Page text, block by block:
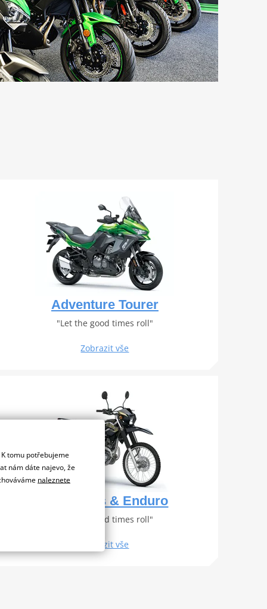
Adventure Tourer
"Let the good times roll"
Zobrazit vše
Motocross & Enduro
"Let the good times roll"
Zobrazit vše
tomu potřebujeme
nám dáte najevo, že
naleznete